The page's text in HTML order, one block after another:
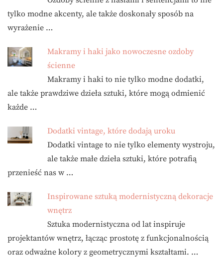
tylko modne akcenty, ale także doskonały sposób na
wyrażenie …
Makramy i haki jako nowoczesne ozdoby
ścienne
Makramy i haki to nie tylko modne dodatki,
ale także prawdziwe dzieła sztuki, które mogą odmienić
każde …
Dodatki vintage, które dodają uroku
Dodatki vintage to nie tylko elementy wystroju,
ale także małe dzieła sztuki, które potrafią
przenieść nas w …
Inspirowane sztuką modernistyczną dekoracje
wnętrz
Sztuka modernistyczna od lat inspiruje
projektantów wnętrz, łącząc prostotę z funkcjonalnością
oraz odważne kolory z geometrycznymi kształtami. …